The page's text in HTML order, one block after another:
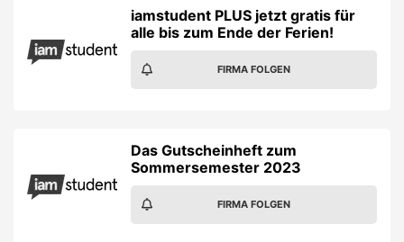
iamstudent PLUS jetzt gratis für
alle bis zum Ende der Ferien!
FIRMA FOLGEN
Das Gutscheinheft zum
Sommersemester 2023
FIRMA FOLGEN